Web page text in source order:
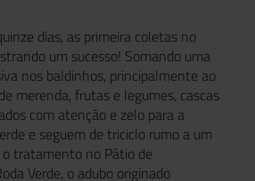
dias, as primeira coletas no
um sucesso! Somando uma
nos baldinhos, principalmente ao
merenda, frutas e legumes, cascas
com atenção e zelo para a
e seguem de triciclo rumo a um
tratamento no Pátio de
Verde, o adubo originado